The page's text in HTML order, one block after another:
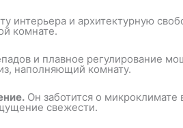
интерьера и архитектурную
комнате.
и плавное регулирование
наполняющий комнату.
Он заботится о
свежести.